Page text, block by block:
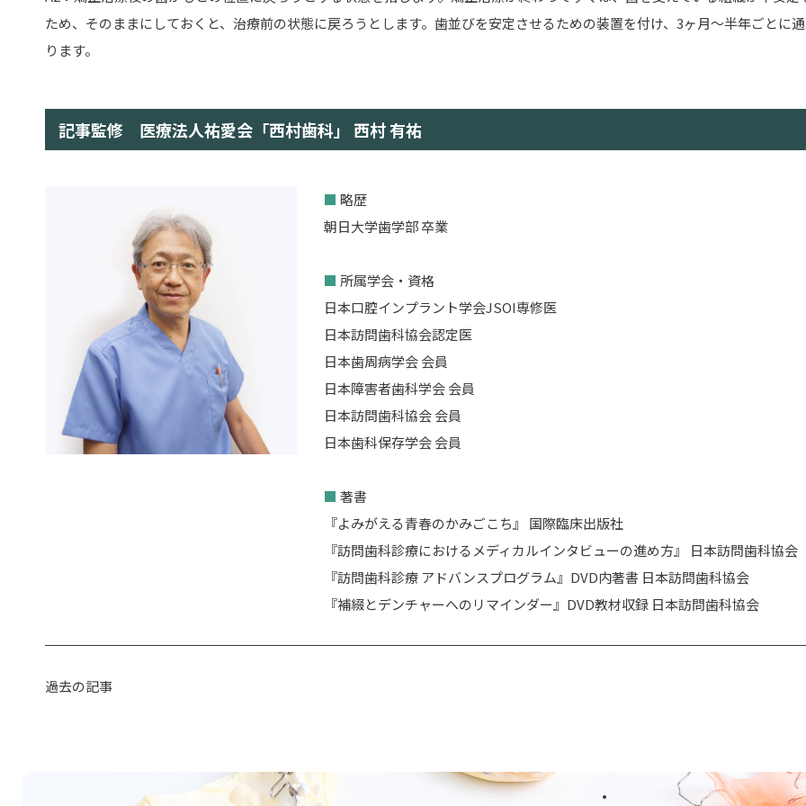
ため、そのままにしておくと、治療前の状態に戻ろうとします。歯並びを安定させるための装置を付け、3ヶ月〜半年ごとに
ります。
記事監修 医療法人祐愛会「西村歯科」 西村 有祐
■ 略歴
朝日大学歯学部 卒業
■ 所属学会・資格
日本口腔インプラント学会JSOI専修医
日本訪問歯科協会認定医
日本歯周病学会 会員
日本障害者歯科学会 会員
日本訪問歯科協会 会員
日本歯科保存学会 会員
■ 著書
『よみがえる青春のかみごこち』 国際臨床出版社
『訪問歯科診療におけるメディカルインタビューの進め方』 日本訪問歯科協会
『訪問歯科診療 アドバンスプログラム』DVD内著書 日本訪問歯科協会
『補綴とデンチャーへのリマインダー』DVD教材収録 日本訪問歯科協会
過去の記事